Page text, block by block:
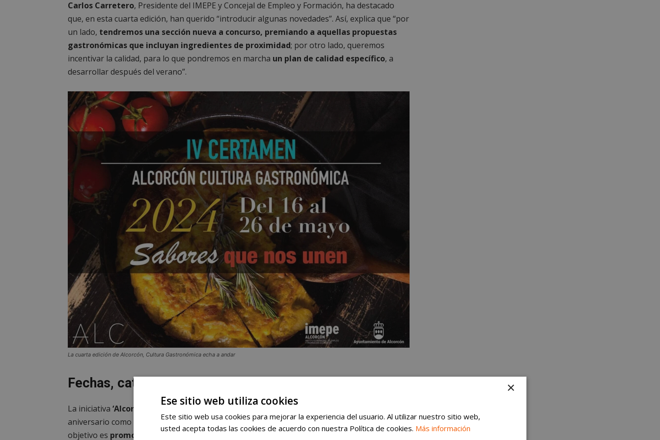
Carlos Carretero, Presidente del IMEPE y Concejal de Empleo y Formación, ha destacado
que, en esta cuarta edición, han querido “introducir algunas novedades”. Así, explica que “por
un lado, tendremos una sección nueva a concurso, premiando a aquellas propuestas
gastronómicas que incluyan ingredientes de proximidad; por otro lado, queremos
incentivar la calidad, para lo que pondremos en marcha un plan de calidad específico, a
desarrollar después del verano”.
La cuarta edición de Alcorcón, Cultura Gastronómica echa a andar
Fechas, categorías y demás detalles
La iniciativa ‘Alcorcón, Cultura Gastronómica’
aniversario como plataforma de colaboración con el ámbito hostelero y restaurador. Su
objetivo es promover la gastronomía local como emblema distintivo de la ciudad
×
Ese sitio web utiliza cookies
Este sitio web usa cookies para mejorar la experiencia del usuario. Al utilizar nuestro sitio web,
usted acepta todas las cookies de acuerdo con nuestra Política de cookies. Más información